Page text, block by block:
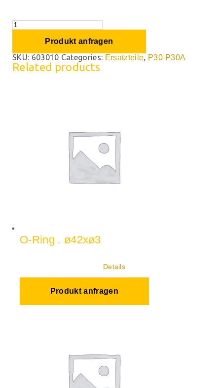
Produkt anfragen
SKU: 603010 Categories: Ersatzteile, P30-P30A
Related products
O-Ring . ø42xø3
Details
Produkt anfragen